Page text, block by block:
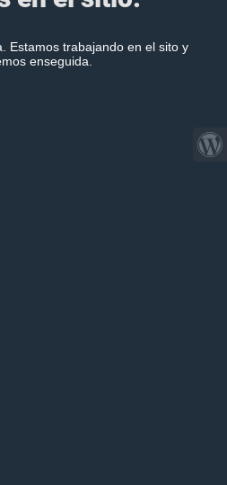
Estamos trabajando en el sito y
enseguida.